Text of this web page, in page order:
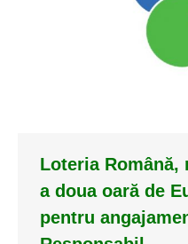
Loteria
a doua oară de
pentru